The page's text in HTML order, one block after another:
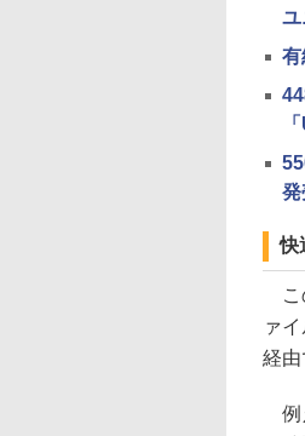
ユ
有
発
快
こ
ァ
経由
例